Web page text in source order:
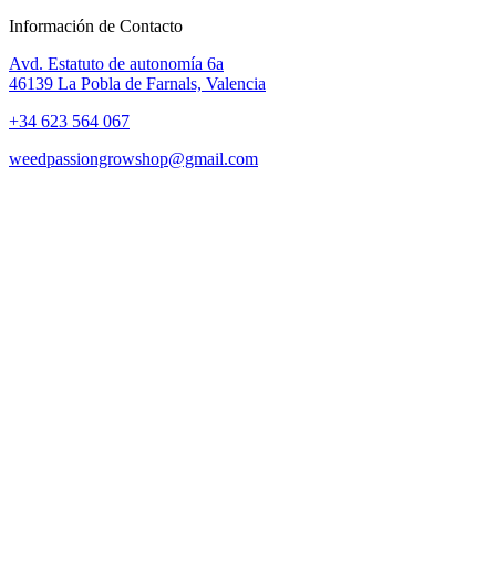
Información de Contacto
Avd. Estatuto de autonomía 6a
46139 La Pobla de Farnals, Valencia
+34 623 564 067
weedpassiongrowshop@gmail.com